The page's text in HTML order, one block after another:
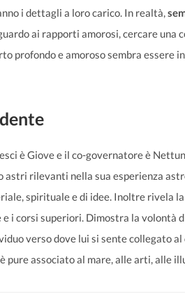
i dettagli a loro carico. In realtà,
ai rapporti amorosi, cercare una
profondo e amoroso sembra essere
è Giove e il co-governatore è
rilevanti nella sua esperienza
spirituale e di idee. Inoltre rivela
i corsi superiori. Dimostra la volontà
verso dove lui si sente collegato
pure associato al mare, alle arti, alle